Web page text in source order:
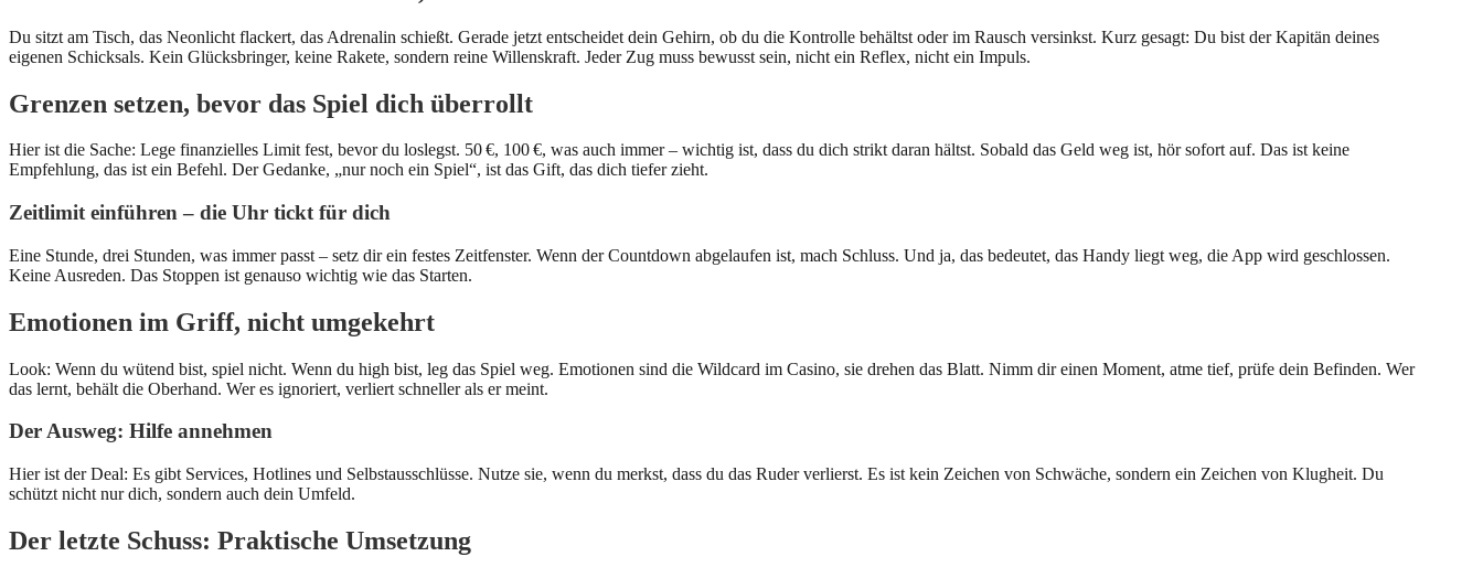
Du sitzt am Tisch, das Neonlicht flackert, das Adrenalin schießt. Gerade jetzt entscheidet dein Gehirn, ob du die Kontrolle behältst oder im Rausch versinkst. Kurz gesagt: Du bist der Kapitän deines
eigenen Schicksals. Kein Glücksbringer, keine Rakete, sondern reine Willenskraft. Jeder Zug muss bewusst sein, nicht ein Reflex, nicht ein Impuls.
Grenzen setzen, bevor das Spiel dich überrollt
Hier ist die Sache: Lege finanzielles Limit fest, bevor du loslegst. 50 €, 100 €, was auch immer – wichtig ist, dass du dich strikt daran hältst. Sobald das Geld weg ist, hör sofort auf. Das ist keine
Empfehlung, das ist ein Befehl. Der Gedanke, „nur noch ein Spiel“, ist das Gift, das dich tiefer zieht.
Zeitlimit einführen – die Uhr tickt für dich
Eine Stunde, drei Stunden, was immer passt – setz dir ein festes Zeitfenster. Wenn der Countdown abgelaufen ist, mach Schluss. Und ja, das bedeutet, das Handy liegt weg, die App wird geschlossen.
Keine Ausreden. Das Stoppen ist genauso wichtig wie das Starten.
Emotionen im Griff, nicht umgekehrt
Look: Wenn du wütend bist, spiel nicht. Wenn du high bist, leg das Spiel weg. Emotionen sind die Wildcard im Casino, sie drehen das Blatt. Nimm dir einen Moment, atme tief, prüfe dein Befinden. Wer
das lernt, behält die Oberhand. Wer es ignoriert, verliert schneller als er meint.
Der Ausweg: Hilfe annehmen
Hier ist der Deal: Es gibt Services, Hotlines und Selbstausschlüsse. Nutze sie, wenn du merkst, dass du das Ruder verlierst. Es ist kein Zeichen von Schwäche, sondern ein Zeichen von Klugheit. Du
schützt nicht nur dich, sondern auch dein Umfeld.
Der letzte Schuss: Praktische Umsetzung